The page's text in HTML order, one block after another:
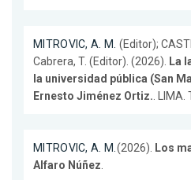
MITROVIC, A. M. (Editor);
Cabrera, T. (Editor). (2026). La
la universidad pública (San
Ernesto Jiménez Ortiz.. LIMA.
MITROVIC, A. M.(2026). Los
Alfaro Núñez.